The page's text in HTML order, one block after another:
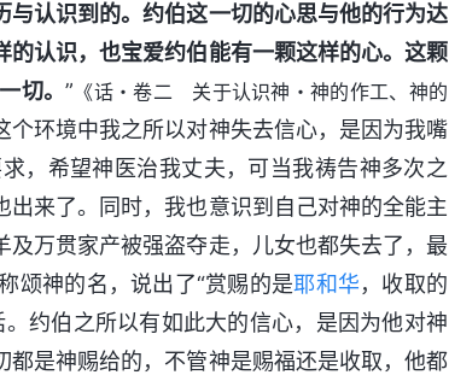
认识到的。约伯这一切的心思与他的行为达
认识，也宝爱约伯能有一颗这样的心。这颗
切。” 《话・卷二 关于认识神・神的作工、神的
环境中我之所以对神失去信心，是因为我嘴
，希望神医治我丈夫，可当我祷告神多次之
来了。同时，我也意识到自己对神的全能主
万贯家产被强盗夺走，儿女也都失去了，最
颂神的名，说出了“赏赐的是耶和华，收取的
。约伯之所以有如此大的信心，是因为他对神
是神赐给的，不管神是赐福还是收取，他都